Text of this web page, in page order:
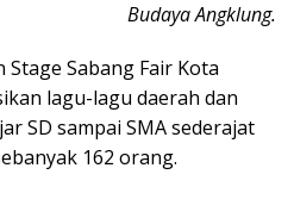
Budaya Angklung.
Sabang Fair Kota
lagu-lagu daerah dan
SD sampai SMA sederajat
162 orang.